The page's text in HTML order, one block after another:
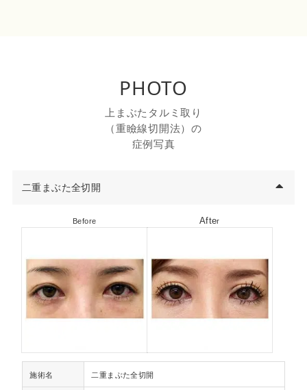
PHOTO
上まぶたタルミ取り
（重瞼線切開法）の
症例写真
二重まぶた全切開
Before After
施術名 二重まぶた全切開